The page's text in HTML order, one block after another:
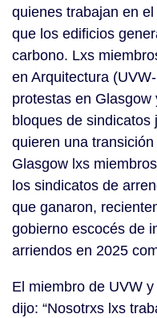
quienes trabajan en
que los edificios
carbono. Lxs
en Arquitectura
protestas en
bloques de
quieren una
Glasgow lxs
los sindicatos de
que ganaron,
gobierno escocés de
arriendos en 2025
El miembro de UVW
dijo: “Nosotrxs lxs